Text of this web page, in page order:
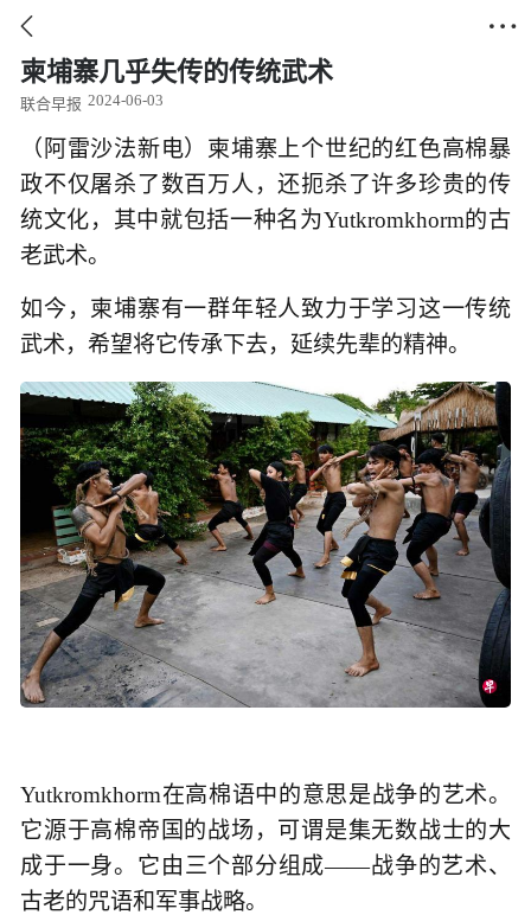
 
柬埔寨几乎失传的传统武术
联合早报 2024-06-03
（阿雷沙法新电）柬埔寨上个世纪的红色高棉暴
政不仅屠杀了数百万人，还扼杀了许多珍贵的传
统文化，其中就包括一种名为Yutkromkhorm的古
老武术。
如今，柬埔寨有一群年轻人致力于学习这一传统
武术，希望将它传承下去，延续先辈的精神。
Yutkromkhorm在高棉语中的意思是战争的艺术。
它源于高棉帝国的战场，可谓是集无数战士的大
成于一身。它由三个部分组成——战争的艺术、
古老的咒语和军事战略。